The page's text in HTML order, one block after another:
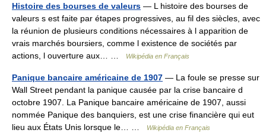
Histoire des bourses de valeurs — L histoire des bourses de
valeurs s est faite par étapes progressives, au fil des siècles, avec
la réunion de plusieurs conditions nécessaires à l apparition de
vrais marchés boursiers, comme l existence de sociétés par
actions, l ouverture aux… …
Wikipédia en Français
Panique bancaire américaine de 1907 — La foule se presse sur
Wall Street pendant la panique causée par la crise bancaire d
octobre 1907. La Panique bancaire américaine de 1907, aussi
nommée Panique des banquiers, est une crise financière qui eut
lieu aux États Unis lorsque le… …
Wikipédia en Français